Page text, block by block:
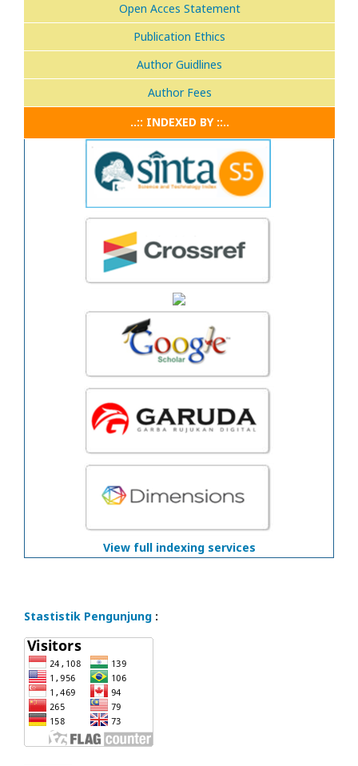
Open Acces Statement
Publication Ethics
Author Guidlines
Author Fees
..:: INDEXED BY ::..
View full indexing services
Stastistik Pengunjung :